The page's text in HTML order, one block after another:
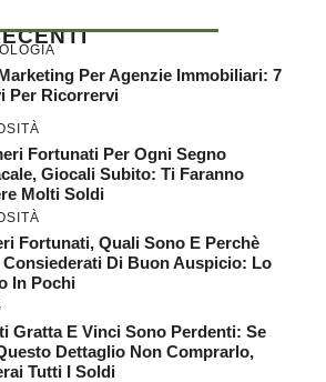
Per Agenzie Immobiliari: 7
Per Ricorrervi
Fortunati Per Ogni Segno
Giocali Subito: Ti Faranno
Molti Soldi
Fortunati, Quali Sono E Perchè
Consiederati Di Buon Auspicio: Lo
In Pochi
Gratta E Vinci Sono Perdenti: Se
Dettaglio Non Comprarlo,
Tutti I Soldi